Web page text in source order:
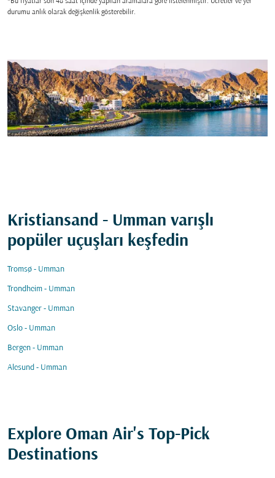
durumu anlık olarak değişkenlik gösterebilir.
Kristiansand - Umman varışlı
popüler uçuşları keşfedin
Tromsø - Umman
Trondheim - Umman
Stavanger - Umman
Oslo - Umman
Bergen - Umman
Alesund - Umman
Explore Oman Air's Top-Pick
Destinations